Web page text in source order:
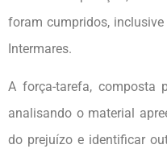
foram cumpridos,
Intermares.
A força-tarefa, composta
analisando o material
do prejuízo e identificar